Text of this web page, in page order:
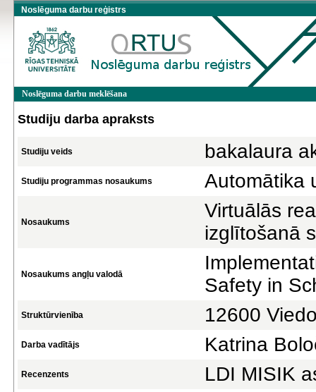
Noslēguma darbu reģistrs
Noslēguma darbu meklēšana
Studiju darba apraksts
Studiju veids bakalaura
Studiju programmas nosaukums Automātika
Nosaukums
Virtuālās
izglītošanā
Nosaukums angļu valodā
Safety in
Struktūrvienība 12600
Darba vadītājs Katrina
Recenzents LDI MISIK